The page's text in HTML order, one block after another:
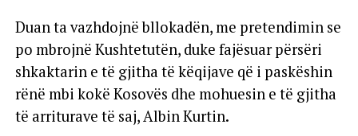
Duan ta vazhdojnë bllokadën, me pretendimin se
po mbrojnë Kushtetutën, duke fajësuar përsëri
shkaktarin e të gjitha të këqijave që i paskëshin
rënë mbi kokë Kosovës dhe mohuesin e të gjitha
të arriturave të saj, Albin Kurtin.